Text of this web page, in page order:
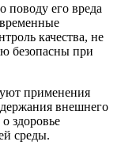
поводу его вреда
качества, не
безопасны при
применения
внешнего
здоровье
среды.